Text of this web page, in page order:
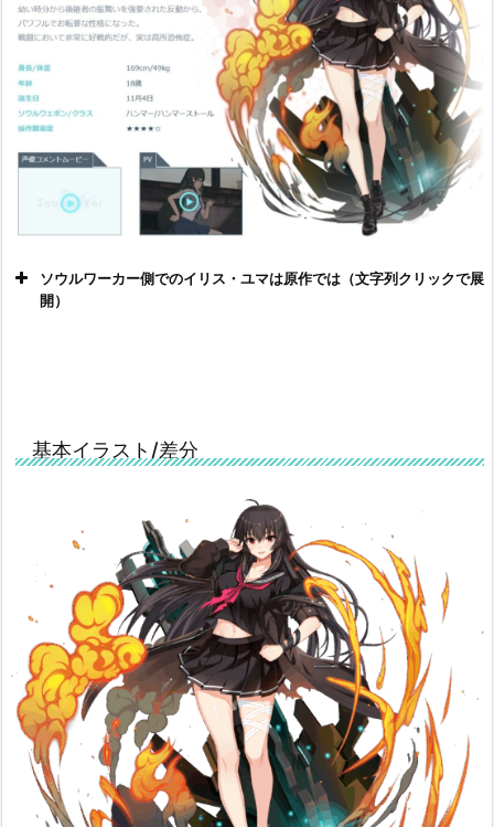
ソウルワーカー側でのイリス・ユマは原作では（文字列クリックで展
開）
幼い時分から後継者の振舞いを強要された反動から、
戦闘において非常に好戦的だが、実は高所恐怖症。
身長/体重 169cm/49kg
年齢 18歳
誕生日 11月4日
ソウルウェポン/クラ
ス
ハンマー/ハンマーストー
ル
基本イラスト/差分